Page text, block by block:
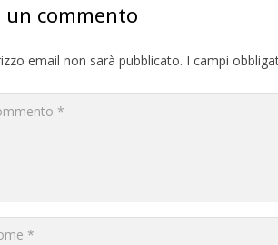
un commento
email non sarà pubblicato. I campi